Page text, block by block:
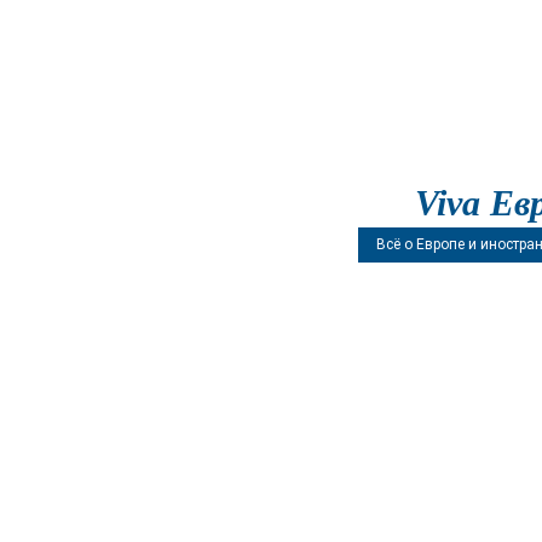
Viva
Всё о Европе и